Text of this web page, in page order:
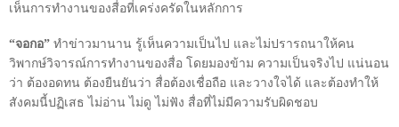
เห็นการทำงานของสื่อที่เคร่งครัดในหลักการ
“จอกอ” ทำข่าวมานาน รู้เห็นความเป็นไป และไม่ปรารถนาให้คน
วิพากษ์วิจารณ์การทำงานของสื่อ โดยมองข้าม ความเป็นจริงไป แน่นอน
ว่า ต้องอดทน ต้องยืนยันว่า สื่อต้องเชื่อถือ และวางใจได้ และต้องทำให้
สังคมนี้ปฏิเสธ ไม่อ่าน ไม่ดู ไม่ฟัง สื่อที่ไม่มีความรับผิดชอบ